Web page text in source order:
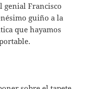
genial Francisco
guiño a la
que hayamos